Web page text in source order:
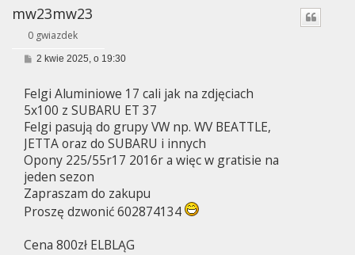
mw23mw23
0 gwiazdek
P
t
2 kwie 2025, o 19:30
Felgi Aluminiowe 17 cali jak na zdjęciach
5x100 z SUBARU ET 37
Felgi pasują do grupy VW np. WV BEATTLE,
JETTA oraz do SUBARU i innych
Opony 225/55r17 2016r a więc w gratisie na
jeden sezon
Zapraszam do zakupu
Proszę dzwonić 602874134
Cena 800zł ELBLĄG